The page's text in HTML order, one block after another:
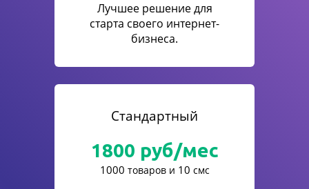
Лучшее решение для
старта своего интернет-
бизнеса.
Стандартный
1800 руб/мес
1000 товаров и 10 смс